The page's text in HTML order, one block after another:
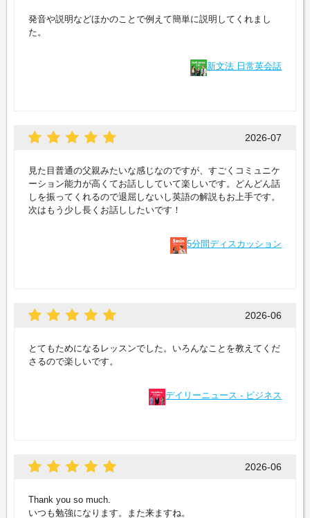
発音や説明などほかのことで例えて簡単に説明してくれまし
た。
新文法 日常英会話
2026-07
見た目普通の父親みたいな感じなのですが、すごくコミュニケ
ーション能力が高くてお話ししていて楽しいです。どんどん話
しを振ってくれるので退屈しないし英語の解説もお上手です。
次はもう少し長くお話ししたいです！
5分間ディスカッション
2026-06
とてもためになるレッスンでした。いろんなことを教えてくだ
さるので楽しいです。
デイリーニュース - ビジネス
2026-06
Thank you so much.
いつも勉強になります。また来ますね。